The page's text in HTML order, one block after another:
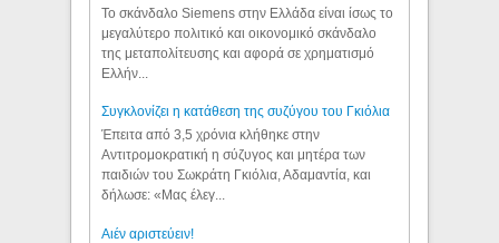
Το σκάνδαλο Siemens στην Ελλάδα είναι ίσως το
μεγαλύτερο πολιτικό και οικονομικό σκάνδαλο
της μεταπολίτευσης και αφορά σε χρηματισμό
Ελλήν...
Συγκλονίζει η κατάθεση της συζύγου του Γκιόλια
Έπειτα από 3,5 χρόνια κλήθηκε στην
Αντιτρομοκρατική η σύζυγος και μητέρα των
παιδιών του Σωκράτη Γκιόλια, Αδαμαντία, και
δήλωσε: «Μας έλεγ...
Aιέν αριστεύειν!